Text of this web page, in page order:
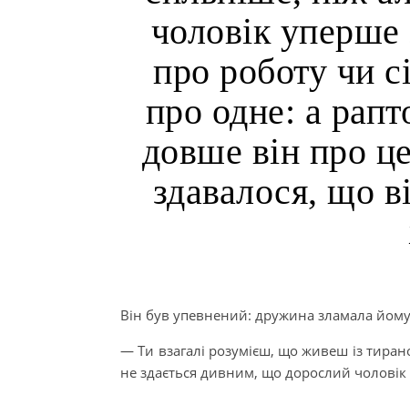
чоловік уперше
про роботу чи
про одне: а
довше він про
здавалося, що
Він був упевнений: дружина зламала
— Ти взагалі розумієш, що живеш із
не здається дивним, що дорослий чоловік